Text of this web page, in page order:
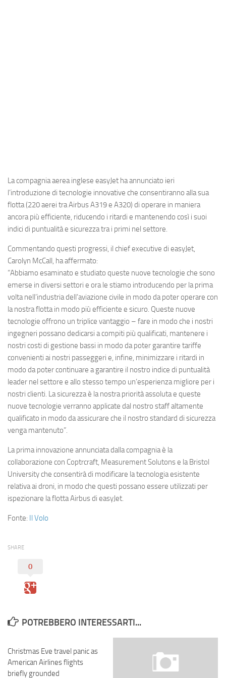
Incidenti
Industria
Eventi
La compagnia aerea inglese easyJet ha annunciato ieri
l’introduzione di tecnologie innovative che consentiranno alla sua
flotta (220 aerei traAirbus A319e A320) di operare in maniera
ancora più efficiente, riducendo i ritardi e mantenendo così i suoi
indici di puntualità e sicurezza tra i primi nel settore.
Commentando questi progressi, il chief executive di easyJet,
Carolyn McCall, ha affermato:
“Abbiamo esaminato e studiato queste nuove tecnologie che sono
emerse in diversi settori e ora le stiamo introducendo per la prima
volta nell’industria dell’aviazione civile in modo da poter operare con
la nostra flotta in modo più efficiente e sicuro. Queste nuove
tecnologie offrono un triplice vantaggio – fare in modo che i nostri
ingegneri possano dedicarsi a compiti più qualificati, mantenere i
nostri costi di gestione bassi in modo da poter garantire tariffe
convenienti ai nostri passeggeri e, infine, minimizzare i ritardi in
modo da poter continuare a garantire il nostro indice di puntualità
leader nel settore e allo stesso tempo un’esperienza migliore per i
nostri clienti. La sicurezza è la nostra priorità assoluta e queste
nuove tecnologie verranno applicate dal nostro staff altamente
qualificato in modo da assicurare che il nostro standard di sicurezza
venga mantenuto”.
La prima innovazione annunciata dalla compagnia è la
collaborazione con Coptrcraft, Measurement Solutons e la Bristol
University che consentirà di modificare la tecnologia esistente
relativa ai droni, in modo che questi possano essere utilizzati per
ispezionare la flotta Airbus di easyJet.
Fonte: Il Volo
SHARE
0
POTREBBERO INTERESSARTI...
Christmas Eve travel panic as
American Airlines flights
briefly grounded